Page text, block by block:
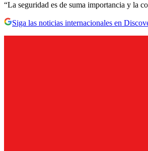
“La seguridad es de suma importancia y la
Siga las noticias internacionales en